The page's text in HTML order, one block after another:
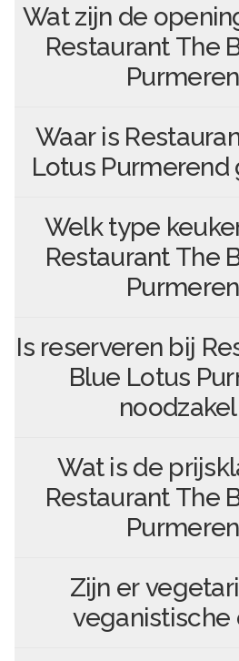
Wat zijn de
Restaurant The
Waar is
Lotus Purmerend
Welk type
Restaurant The
Is reserveren bij
Blue Lotus
Wat is de
Restaurant The
Zijn er
veganistische